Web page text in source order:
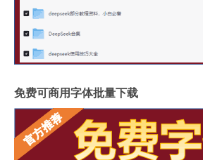
免费可商用字体批量下载